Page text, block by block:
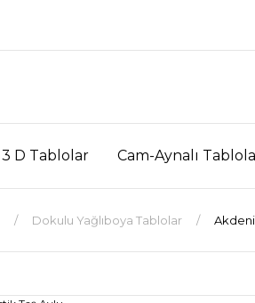
3 D Tablolar Cam-Aynalı
Dokulu Yağlıboya Tablolar